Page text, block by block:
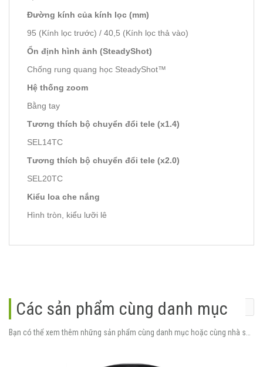
Đường kính của kính lọc (mm)
95 (Kính lọc trước) / 40,5 (Kính lọc thả vào)
Ổn định hình ảnh (SteadyShot)
Chống rung quang học SteadyShot™
Hệ thống zoom
Bằng tay
Tương thích bộ chuyển đổi tele (x1.4)
SEL14TC
Tương thích bộ chuyển đổi tele (x2.0)
SEL20TC
Kiểu loa che nắng
Hình tròn, kiểu lưỡi lê
Các sản phẩm cùng danh mục
Bạn có thể xem thêm những sản phẩm cùng danh mục hoặc cùng nhà sản xuất.